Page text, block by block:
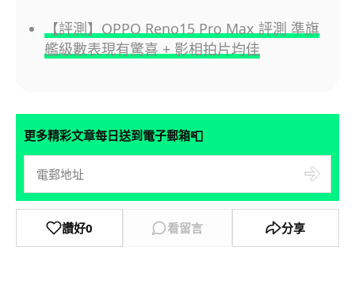
【評測】OPPO Reno15 Pro Max 評測 準旗
艦級數表現有驚喜 + 影相拍片均佳
更多精彩文章每日送到電子郵箱📮
讚好0 看留言 分享